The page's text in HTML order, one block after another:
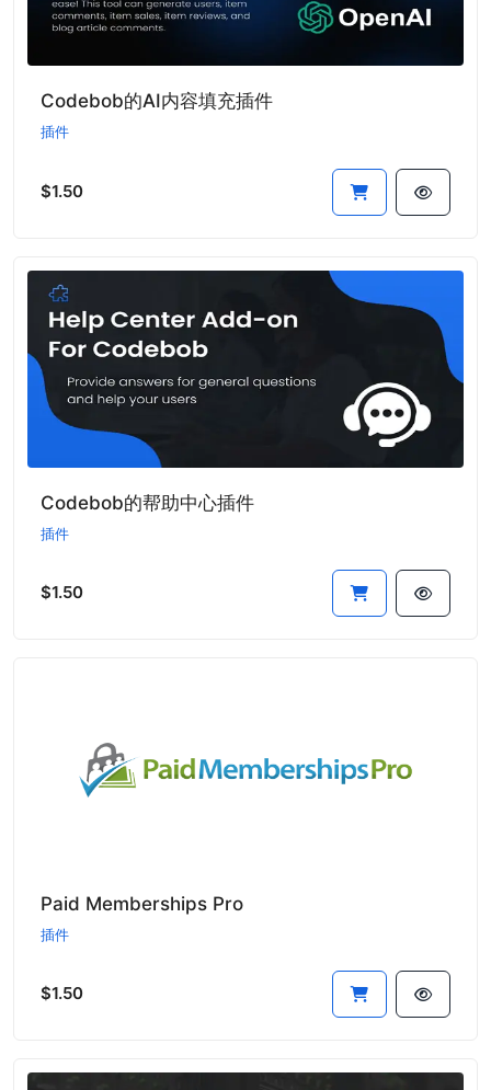
Codebob的AI内容填充插件
插件
$1.50
Codebob的帮助中心插件
插件
$1.50
Paid Memberships Pro
插件
$1.50